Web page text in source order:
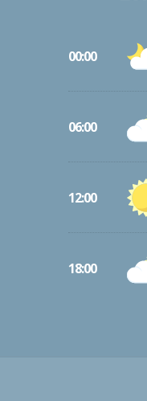
00:00
06:00
12:00
18:00